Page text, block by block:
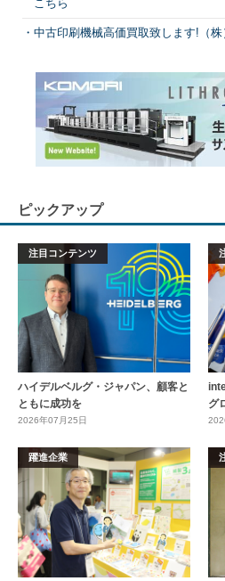
こちら
中古印刷機械高価買取致します!（
ピックアップ
注目コンテンツ
ハイデルベルグ・ジャパン、顧客と
ともに成功を
2026年07月25日
グ
躍進企業